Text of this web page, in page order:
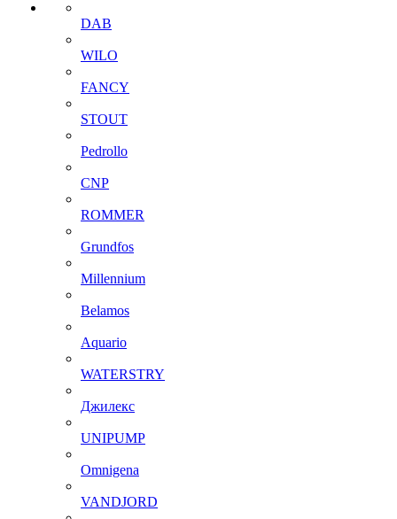
DAB
WILO
FANCY
STOUT
Pedrollo
CNP
ROMMER
Grundfos
Millennium
Belamos
Aquario
WATERSTRY
Джилекс
UNIPUMP
Omnigena
VANDJORD